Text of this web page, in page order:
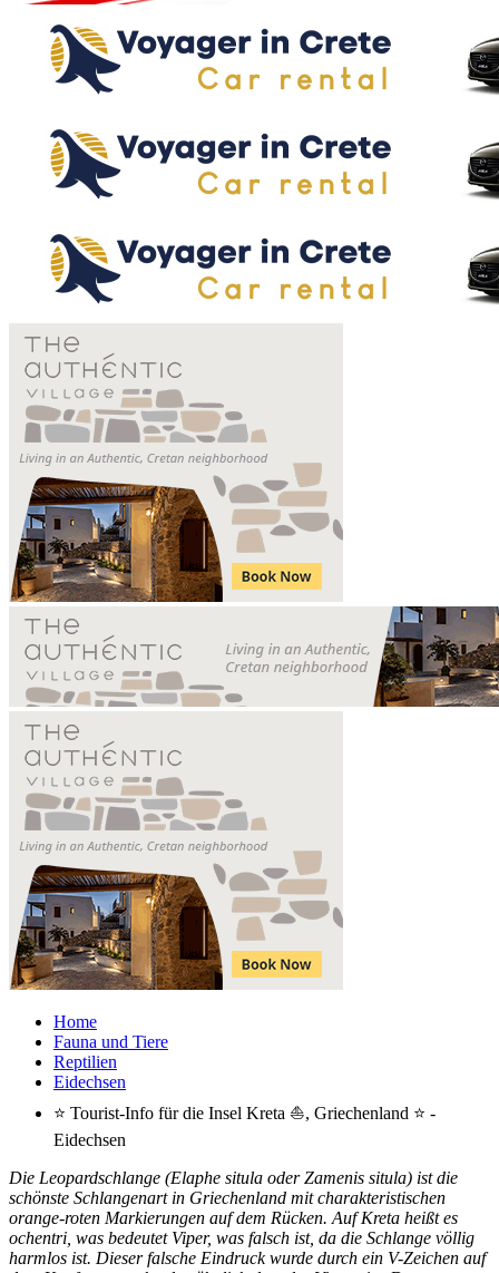
Home
Fauna und Tiere
Reptilien
Eidechsen
⭐ Tourist-Info für die Insel Kreta ⛵, Griechenland ⭐ -
Eidechsen
Die Leopardschlange (Elaphe situla oder Zamenis situla) ist die
schönste Schlangenart in Griechenland mit charakteristischen
orange-roten Markierungen auf dem Rücken. Auf Kreta heißt es
ochentri, was bedeutet Viper, was falsch ist, da die Schlange völlig
harmlos ist. Dieser falsche Eindruck wurde durch ein V-Zeichen auf